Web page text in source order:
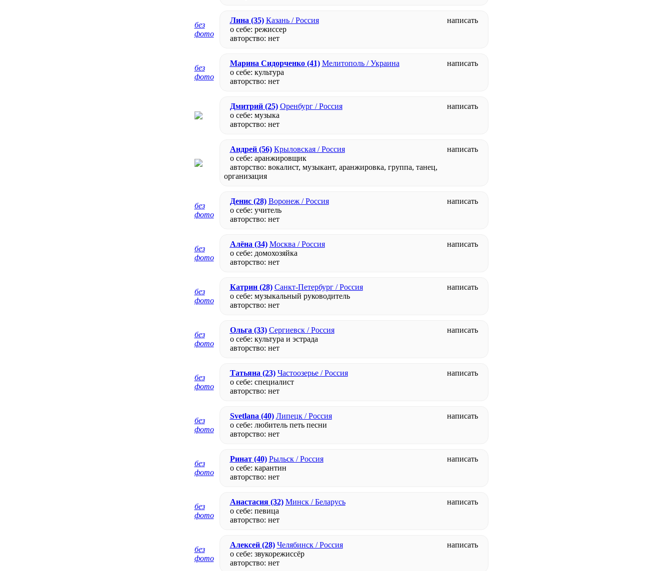
без
фото
написать
Лина (35) Казань / Россия
о себе: режиссер
авторство: нет
без
фото
написать
Марина Сидорченко(41) Мелитополь / Украина
о себе: культура
авторство: нет
написать
Дмитрий(25) Оренбург / Россия
о себе: музыка
авторство: нет
написать
Андрей(56) Крыловская / Россия
о себе: аранжировщик
авторство: вокалист, музыкант, аранжировка, группа, танец,
организация
без
фото
написать
Денис(28) Воронеж / Россия
о себе: учитель
авторство: нет
без
фото
написать
Алёна (34) Москва / Россия
о себе: домохозяйка
авторство: нет
без
фото
написать
Катрин(28) Санкт-Петербург / Россия
о себе: музыкальный руководитель
авторство: нет
без
фото
написать
Ольга (33) Сергиевск / Россия
о себе: культура и эстрада
авторство: нет
без
фото
написать
Татьяна (23) Частоозерье / Россия
о себе: специалист
авторство: нет
без
фото
написать
Svetlana (40) Липецк / Россия
о себе: любитель петь песни
авторство: нет
без
фото
написать
Ринат(40) Рыльск / Россия
о себе: карантин
авторство: нет
без
фото
написать
Анастасия(32) Минск / Беларусь
о себе: певица
авторство: нет
без
фото
написать
Алексей(28) Челябинск / Россия
о себе: звукорежиссёр
авторство: нет